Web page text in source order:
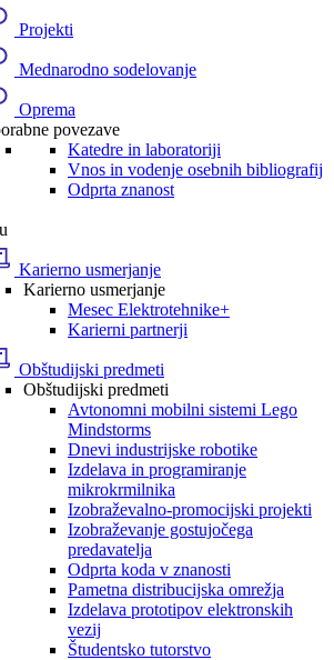
Projekti
Mednarodno sodelovanje
Oprema
povezave
Katedre in laboratoriji
Vnos in vodenje osebnih bibliografij
Odprta znanost
Karierno usmerjanje
Karierno usmerjanje
Mesec Elektrotehnike+
Karierni partnerji
Obštudijski predmeti
Obštudijski predmeti
Avtonomni mobilni sistemi Lego
Mindstorms
Dnevi industrijske robotike
Izdelava in programiranje
mikrokrmilnika
Izobraževalno-promocijski projekti
Izobraževanje gostujočega
predavatelja
Odprta koda v znanosti
Pametna distribucijska omrežja
Izdelava prototipov elektronskih
vezij
Študentsko tutorstvo